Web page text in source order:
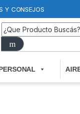
Y CONSEJOS